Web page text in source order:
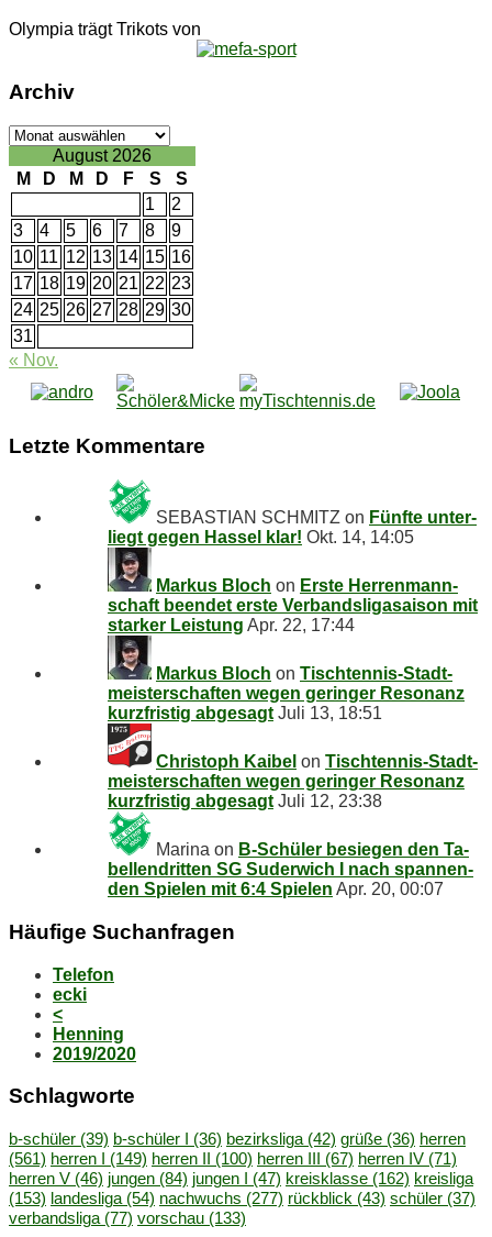
Olympia trägt Trikots von
Ar­chiv
Ar­
August 2026
M
D M D F S
S
1
2
3
4 5 6 7 8
9
10 11 12 13 14 15 16
17 18 19 20 21 22 23
24 25 26 27 28 29 30
31
« Nov.
Letz­te Kommentare
SEBASTIAN SCHMITZ on Fünf­te un­ter­
liegt ge­gen Has­sel klar! Okt. 14, 14:05
Markus Bloch on Ers­te Her­ren­mann­
schaft be­en­det ers­te Ver­bands­li­ga­sai­son mit
star­ker Leistung Apr. 22, 17:44
Markus Bloch on Tisch­ten­nis-Stadt­
meis­ter­schaf­ten we­gen ge­rin­ger Re­so­nanz
kurz­fris­tig abgesagt Juli 13, 18:51
Christoph Kaibel on Tisch­ten­nis-Stadt­
meis­ter­schaf­ten we­gen ge­rin­ger Re­so­nanz
kurz­fris­tig abgesagt Juli 12, 23:38
Marina on B‑Schüler be­sie­gen den Ta­
bel­len­drit­ten SG Su­der­wich I nach span­nen­
den Spie­len mit 6:4 Spielen Apr. 20, 00:07
Häu­fi­ge Suchanfragen
Telefon
ecki
<
Henning
2019/2020
Schlag­wor­te
b-schüler (39) b-schüler I (36) bezirksliga (42) grüße (36) herren
(561) herren I (149) herren II (100) herren III (67) herren IV (71)
herren V (46) jungen (84) jungen I (47) kreisklasse (162) kreisliga
(153) landesliga (54) nachwuchs (277) rückblick (43) schüler (37)
verbandsliga (77) vorschau (133)